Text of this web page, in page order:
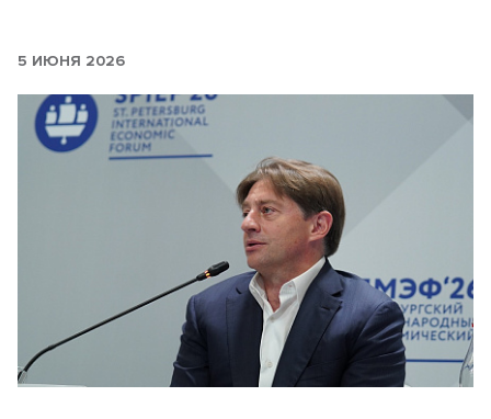
5 ИЮНЯ 2026